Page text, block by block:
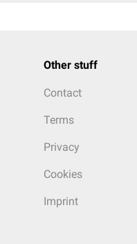
Other stuff
Contact
Terms
Privacy
Cookies
Imprint